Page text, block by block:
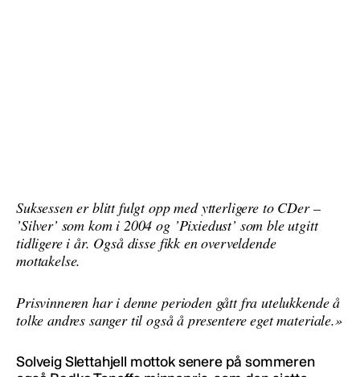
Suksessen er blitt fulgt opp med ytterligere to CDer –
’Silver’ som kom i 2004 og ’Pixiedust’ som ble utgitt
tidligere i år. Også disse fikk en overveldende
mottakelse.
Prisvinneren har i denne perioden gått fra utelukkende å
tolke andres sanger til også å presentere eget materiale.»
Solveig Slettahjell mottok senere på sommeren